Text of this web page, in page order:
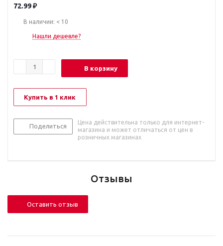
72.99₽
В наличии: < 10
Нашли дешевле?
В корзину
Купить в 1 клик
Поделиться
Цена действительна только для интернет-
магазина и может отличаться от цен в
розничных магазинах
Отзывы
Оставить отзыв